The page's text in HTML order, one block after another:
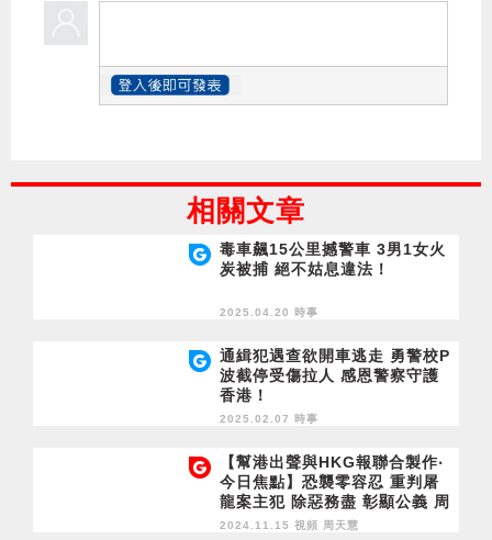
相關文章
毒車飆15公里撼警車 3男1女火
炭被捕 絕不姑息違法！
2025.04.20 時事
通緝犯遇查欲開車逃走 勇警校P
波截停受傷拉人 感恩警察守護
香港！
2025.02.07 時事
【幫港出聲與HKG報聯合製作‧
今日焦點】恐襲零容忍 重判屠
龍案主犯 除惡務盡 彰顯公義 周
末好活動！2024國際濟公文化
2024.11.15 視頻 周天慧